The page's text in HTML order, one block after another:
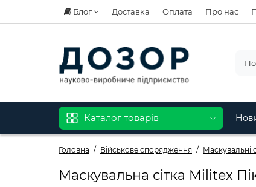
Блог Доставка Оплата Про нас
Каталог товарів
Головна Військове спорядження Маскувальні
Маскувальна сітка Militex